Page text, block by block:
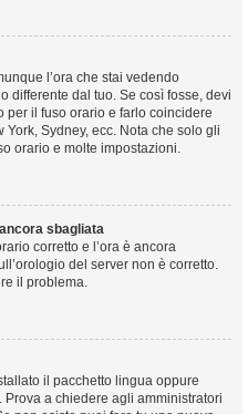
l’ora che stai vedendo
differente dal tuo. Se così fosse, devi
il fuso orario e farlo coincidere
Sydney, ecc. Nota che solo gli
orario e molte impostazioni.
sbagliata
corretto e l’ora è ancora
del server non è corretto.
il problema.
il pacchetto lingua oppure
a chiedere agli amministratori